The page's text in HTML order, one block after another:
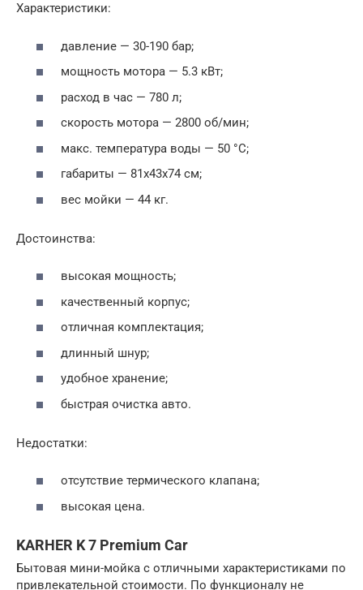
Характеристики:
давление — 30-190 бар;
мощность мотора — 5.3 кВт;
расход в час — 780 л;
скорость мотора — 2800 об/мин;
макс. температура воды — 50 °С;
габариты — 81x43x74 см;
вес мойки — 44 кг.
Достоинства:
высокая мощность;
качественный корпус;
отличная комплектация;
длинный шнур;
удобное хранение;
быстрая очистка авто.
Недостатки:
отсутствие термического клапана;
высокая цена.
KARHER K 7 Premium Car
Бытовая мини-мойка с отличными характеристиками по
привлекательной стоимости. По функционалу не